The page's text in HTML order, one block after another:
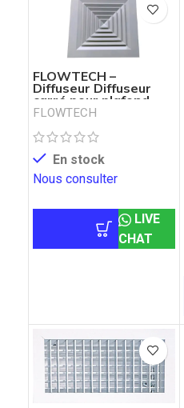
FLOWTECH –
Diffuseur Diffuseur
carré pour plafond
modulaire
FLOWTECH
En stock
Nous consulter
LIVE
CHAT